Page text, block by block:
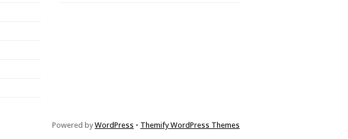
Powered byWordPress • Themify WordPress Themes